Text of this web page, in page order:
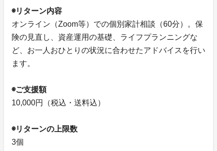
◉リターン内容
オンライン（Zoom等）での個別家計相談（60分）。保
険の見直し、資産運用の基礎、ライフプランニングな
ど、お一人おひとりの状況に合わせたアドバイスを行い
ます。
◉ご支援額
10,000円（税込・送料込）
◉リターンの上限数
3個